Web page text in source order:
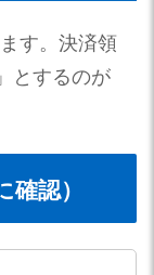
す。決済領
とするのが
認）